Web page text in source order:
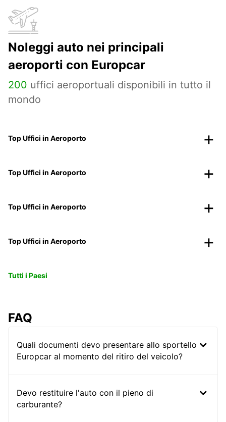
Noleggi auto nei principali
aeroporti con Europcar
200 uffici aeroportuali disponibili in tutto il
mondo
Top Uffici in Aeroporto
Top Uffici in Aeroporto
Top Uffici in Aeroporto
Top Uffici in Aeroporto
Tutti i Paesi
FAQ
Quali documenti devo presentare allo sportello
Europcar al momento del ritiro del veicolo?
Devo restituire l'auto con il pieno di
carburante?